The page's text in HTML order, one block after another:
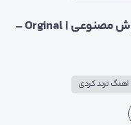
دانلود آهنگ Ey Dilo Xer Hati̇ هوش مصنوعی | Orginal –
اهنگ ترند کردی